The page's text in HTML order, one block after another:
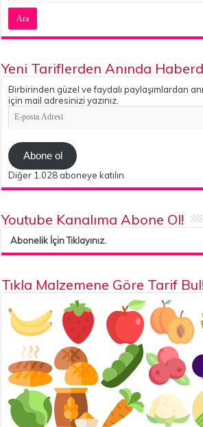
Yeni Tariflerden Anında
Birbirinden güzel ve faydalı paylaşımlardan
için mail adresinizi yazınız.
E-
posta
Abone ol
Diğer 1.028 aboneye katılın
Youtube Kanalıma Abone Ol!
Abonelik İçin Tıklayınız.
Tıkla Malzemene Göre Tarif Bul!